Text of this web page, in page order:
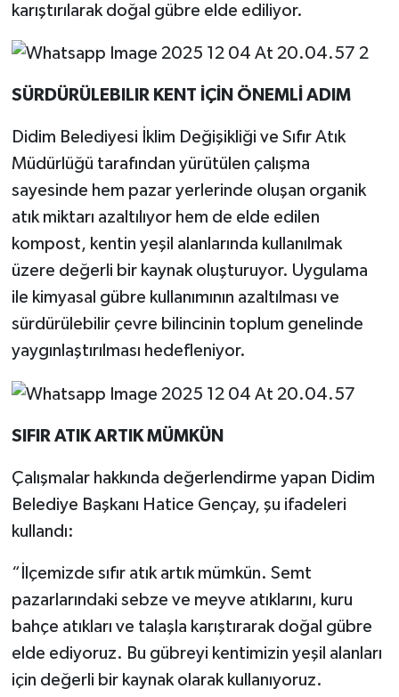
karıştırılarak doğal gübre elde ediliyor.
SÜRDÜRÜLEBILIR KENT İÇİN ÖNEMLİ ADIM
Didim Belediyesi İklim Değişikliği ve Sıfır Atık
Müdürlüğü tarafından yürütülen çalışma
sayesinde hem pazar yerlerinde oluşan organik
atık miktarı azaltılıyor hem de elde edilen
kompost, kentin yeşil alanlarında kullanılmak
üzere değerli bir kaynak oluşturuyor. Uygulama
ile kimyasal gübre kullanımının azaltılması ve
sürdürülebilir çevre bilincinin toplum genelinde
yaygınlaştırılması hedefleniyor.
SIFIR ATIK ARTIK MÜMKÜN
Çalışmalar hakkında değerlendirme yapan Didim
Belediye Başkanı Hatice Gençay, şu ifadeleri
kullandı:
“İlçemizde sıfır atık artık mümkün. Semt
pazarlarındaki sebze ve meyve atıklarını, kuru
bahçe atıkları ve talaşla karıştırarak doğal gübre
elde ediyoruz. Bu gübreyi kentimizin yeşil alanları
için değerli bir kaynak olarak kullanıyoruz.
SPOR
TEKNOLOJİ
YEREL
AFYON
AFYONKARAHİSAR
AYDIN
DENİZLİ
İZMİR
KÜTAHYA
MANİSA
MUĞLA